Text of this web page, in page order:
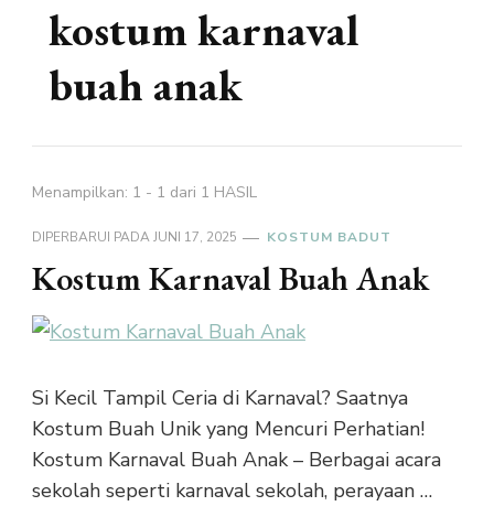
kostum karnaval
buah anak
Menampilkan: 1 - 1 dari 1 HASIL
DIPERBARUI PADAJUNI 17, 2025 KOSTUM BADUT
Kostum Karnaval Buah Anak
Si Kecil Tampil Ceria di Karnaval? Saatnya
Kostum Buah Unik yang Mencuri Perhatian!
Kostum Karnaval Buah Anak – Berbagai acara
sekolah seperti karnaval sekolah, perayaan …